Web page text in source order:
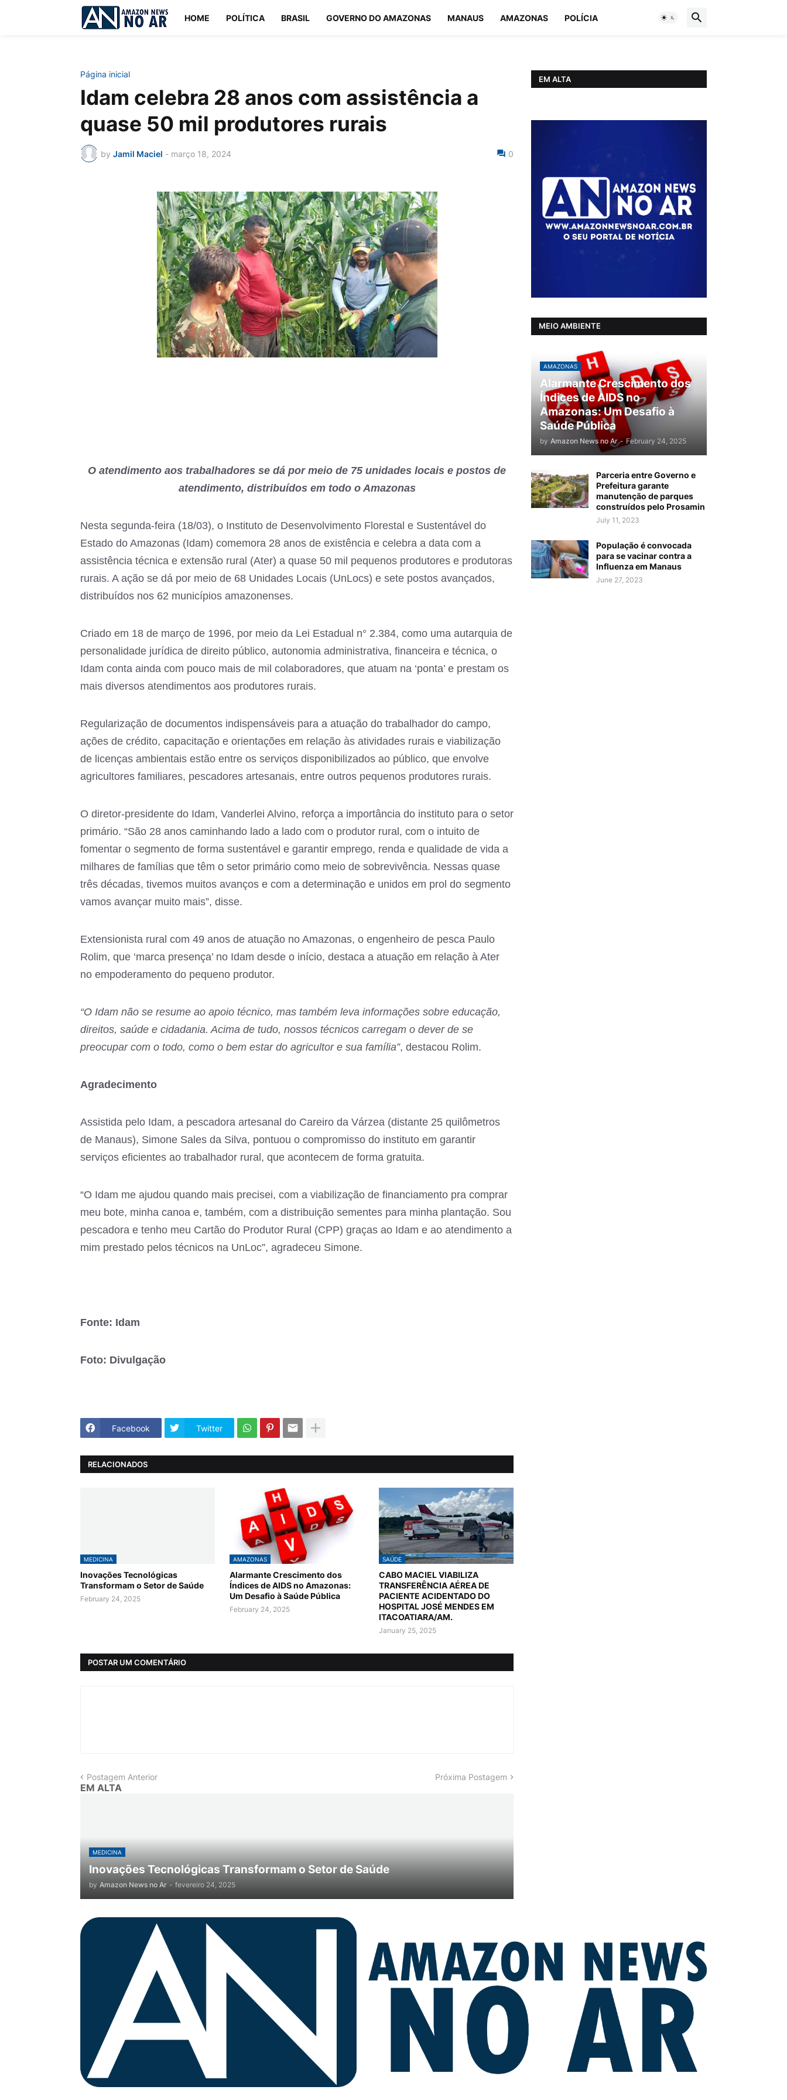
HOME POLÍTICA BRASIL GOVERNO DO AMAZONAS MANAUS AMAZONAS POLÍCIA
Página inicial
Idam celebra 28 anos com assistência a
quase 50 mil produtores rurais
by Jamil Maciel - março 18, 2024 0
O atendimento aos trabalhadores se dá por meio de 75 unidades locais e postos de
atendimento, distribuídos em todo o Amazonas
Nesta segunda-feira (18/03), o Instituto de Desenvolvimento Florestal e Sustentável do
Estado do Amazonas (Idam) comemora 28 anos de existência e celebra a data com a
assistência técnica e extensão rural (Ater) a quase 50 mil pequenos produtores e produtoras
rurais. A ação se dá por meio de 68 Unidades Locais (UnLocs) e sete postos avançados,
distribuídos nos 62 municípios amazonenses.
Criado em 18 de março de 1996, por meio da Lei Estadual n° 2.384, como uma autarquia de
personalidade jurídica de direito público, autonomia administrativa, financeira e técnica, o
Idam conta ainda com pouco mais de mil colaboradores, que atuam na ‘ponta’ e prestam os
mais diversos atendimentos aos produtores rurais.
Regularização de documentos indispensáveis para a atuação do trabalhador do campo,
ações de crédito, capacitação e orientações em relação às atividades rurais e viabilização
de licenças ambientais estão entre os serviços disponibilizados ao público, que envolve
agricultores familiares, pescadores artesanais, entre outros pequenos produtores rurais.
O diretor-presidente do Idam, Vanderlei Alvino, reforça a importância do instituto para o setor
primário. “São 28 anos caminhando lado a lado com o produtor rural, com o intuito de
fomentar o segmento de forma sustentável e garantir emprego, renda e qualidade de vida a
milhares de famílias que têm o setor primário como meio de sobrevivência. Nessas quase
três décadas, tivemos muitos avanços e com a determinação e unidos em prol do segmento
vamos avançar muito mais”, disse.
Extensionista rural com 49 anos de atuação no Amazonas, o engenheiro de pesca Paulo
Rolim, que ‘marca presença’ no Idam desde o início, destaca a atuação em relação à Ater
no empoderamento do pequeno produtor.
“O Idam não se resume ao apoio técnico, mas também leva informações sobre educação,
direitos, saúde e cidadania. Acima de tudo, nossos técnicos carregam o dever de se
preocupar com o todo, como o bem estar do agricultor e sua família”, destacou Rolim.
Agradecimento
Assistida pelo Idam, a pescadora artesanal do Careiro da Várzea (distante 25 quilômetros
de Manaus), Simone Sales da Silva, pontuou o compromisso do instituto em garantir
serviços eficientes ao trabalhador rural, que acontecem de forma gratuita.
“O Idam me ajudou quando mais precisei, com a viabilização de financiamento pra comprar
meu bote, minha canoa e, também, com a distribuição sementes para minha plantação. Sou
pescadora e tenho meu Cartão do Produtor Rural (CPP) graças ao Idam e ao atendimento a
mim prestado pelos técnicos na UnLoc”, agradeceu Simone.
Fonte: Idam
Foto: Divulgação
Facebook Twitter
RELACIONADOS
MEDICINA
Inovações Tecnológicas
Transformam o Setor de Saúde
February 24, 2025
AMAZONAS
Alarmante Crescimento dos
Índices de AIDS no Amazonas:
Um Desafio à Saúde Pública
February 24, 2025
SAÚDE
CABO MACIEL VIABILIZA
TRANSFERÊNCIA AÉREA DE
PACIENTE ACIDENTADO DO
HOSPITAL JOSÉ MENDES EM
ITACOATIARA/AM.
January 25, 2025
POSTAR UM COMENTÁRIO
Postagem Anterior Próxima Postagem
EM ALTA
MEDICINA
Inovações Tecnológicas Transformam o Setor de Saúde
by Amazon News no Ar - fevereiro 24, 2025
EM ALTA
MEIO AMBIENTE
AMAZONAS
Alarmante Crescimento dos
Índices de AIDS no
Amazonas: Um Desafio à
Saúde Pública
by Amazon News no Ar - February 24, 2025
Parceria entre Governo e
Prefeitura garante
manutenção de parques
construídos pelo Prosamin
July 11, 2023
População é convocada
para se vacinar contra a
Influenza em Manaus
June 27, 2023